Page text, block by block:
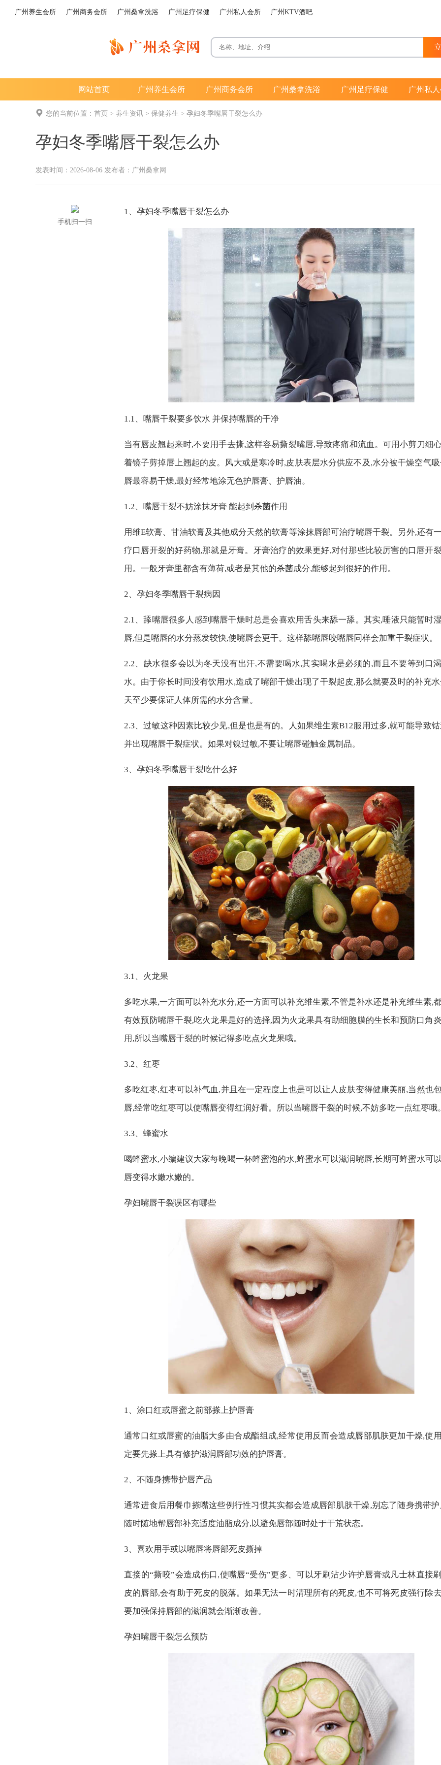
广州养生会所 广州商务会所 广州桑拿洗浴 广州足疗保健 广州私人会所 广州KTV酒吧
网站首页 广州养生会所 广州商务会所 广州桑拿洗浴 广州足疗保健 广州私
您的当前位置： 首页 > 养生资讯 > 保健养生 > 孕妇冬季嘴唇干裂怎么办
孕妇冬季嘴唇干裂怎么办
发表时间：2026-08-06 发布者： 广州桑拿网
手机扫一扫
1、孕妇冬季嘴唇干裂怎么办
1.1、嘴唇干裂要多饮水 并保持嘴唇的干净
当有唇皮翘起来时,不要用手去撕,这样容易撕裂嘴唇,导致疼痛和流血。可用小剪刀细
着镜子剪掉唇上翘起的皮。风大或是寒冷时,皮肤表层水分供应不及,水分被干燥空气
唇最容易干燥,最好经常地涂无色护唇膏、护唇油。
1.2、嘴唇干裂不妨涂抹牙膏 能起到杀菌作用
用维E软膏、甘油软膏及其他成分天然的软膏等涂抹唇部可治疗嘴唇干裂。另外,还有
疗口唇开裂的好药物,那就是牙膏。牙膏治疗的效果更好,对付那些比较厉害的口唇开
用。一般牙膏里都含有薄荷,或者是其他的杀菌成分,能够起到很好的作用。
2、孕妇冬季嘴唇干裂病因
2.1、舔嘴唇很多人感到嘴唇干燥时总是会喜欢用舌头来舔一舔。其实,唾液只能暂时
唇,但是嘴唇的水分蒸发较快,使嘴唇会更干。这样舔嘴唇咬嘴唇同样会加重干裂症状。
2.2、缺水很多会以为冬天没有出汗,不需要喝水,其实喝水是必须的,而且不要等到口
水。由于你长时间没有饮用水,造成了嘴部干燥出现了干裂起皮,那么就要及时的补充
天至少要保证人体所需的水分含量。
2.3、过敏这种因素比较少见,但是也是有的。人如果维生素B12服用过多,就可能导致
并出现嘴唇干裂症状。如果对镍过敏,不要让嘴唇碰触金属制品。
3、孕妇冬季嘴唇干裂吃什么好
3.1、火龙果
多吃水果,一方面可以补充水分,还一方面可以补充维生素,不管是补水还是补充维生素,
有效预防嘴唇干裂,吃火龙果是好的选择,因为火龙果具有助细胞膜的生长和预防口角
用,所以当嘴唇干裂的时候记得多吃点火龙果哦。
3.2、红枣
多吃红枣,红枣可以补气血,并且在一定程度上也是可以让人皮肤变得健康美丽,当然也
唇,经常吃红枣可以使嘴唇变得红润好看。所以当嘴唇干裂的时候,不妨多吃一点红枣哦。
3.3、蜂蜜水
喝蜂蜜水,小编建议大家每晚喝一杯蜂蜜泡的水,蜂蜜水可以滋润嘴唇,长期可蜂蜜水可
唇变得水嫩水嫩的。
孕妇嘴唇干裂误区有哪些
1、涂口红或唇蜜之前部搽上护唇膏
通常口红或唇蜜的油脂大多由合成酯组成,经常使用反而会造成唇部肌肤更加干燥,使
定要先搽上具有修护滋润唇部功效的护唇膏。
2、不随身携带护唇产品
通常进食后用餐巾搽嘴这些例行性习惯其实都会造成唇部肌肤干燥,别忘了随身携带
随时随地帮唇部补充适度油脂成分,以避免唇部随时处于干荒状态。
3、喜欢用手或以嘴唇将唇部死皮撕掉
直接的“撕咬”会造成伤口,使嘴唇“受伤”更多、可以牙刷沾少许护唇膏或凡士林直接
皮的唇部,会有助于死皮的脱落。如果无法一时清理所有的死皮,也不可将死皮强行除
要加强保持唇部的滋润就会渐渐改善。
孕妇嘴唇干裂怎么预防